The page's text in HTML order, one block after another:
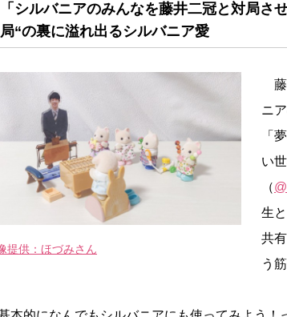
「シルバニアのみんなを藤井二冠と対局
局“の裏に溢れ出るシルバニア愛
提供：ほづみさん
藤
ニ
「
い
（
生
共
う